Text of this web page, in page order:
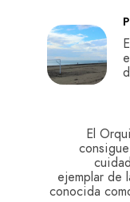
El
ejemplar de
conocida